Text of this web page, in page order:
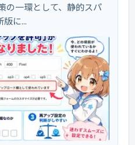
の一環として、静的スパ
に...